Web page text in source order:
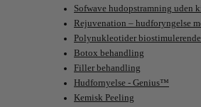
Sofwave hudopstramning uden
Rejuvenation – hudforyngelse
Polynukleotider
Botox behandling
Filler behandling
Hudfornyelse - Genius™
Kemisk Peeling